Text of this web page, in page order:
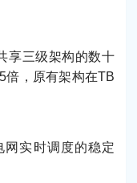
享三级架构的数十
倍，原有架构在TB
网实时调度的稳定